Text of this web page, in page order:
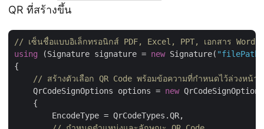
QR ที่สร้างขึ้น
// เซ็นชื่อแบบอิเล็กทรอนิกส์ PDF, Excel, PPT, เอกสาร Word
using (Signature signature = new Signature( "filePath/
{
// สร้างตัวเลือก QR Code พร้อมข้อความที่กำหนดไว้ล่วงหน้า
    QrCodeSignOptions options =
new
    {
        EncodeType = QrCodeTypes.QR,